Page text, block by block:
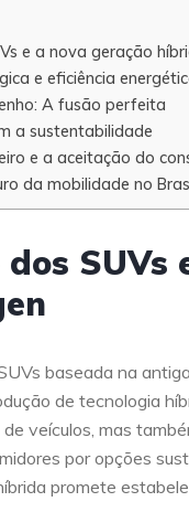
e a nova geração
e eficiência
A fusão perfeita
a sustentabilidade
e a aceitação do
da mobilidade no
dos
baseada na
de tecnologia
veículos, mas
por opções
promete